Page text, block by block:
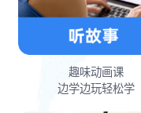
趣味动画课
边学边玩轻松学